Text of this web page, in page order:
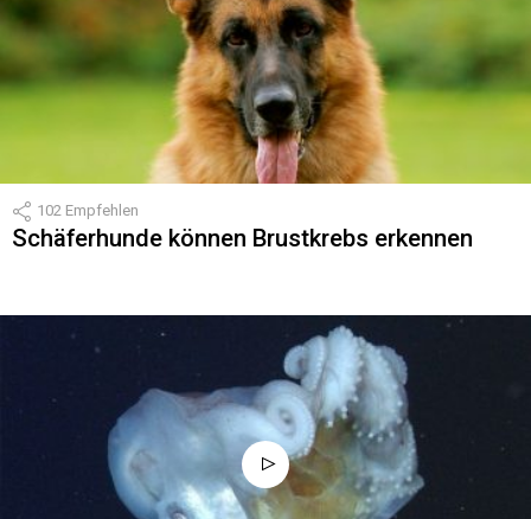
102 Empfehlen
Schäferhunde können Brustkrebs erkennen